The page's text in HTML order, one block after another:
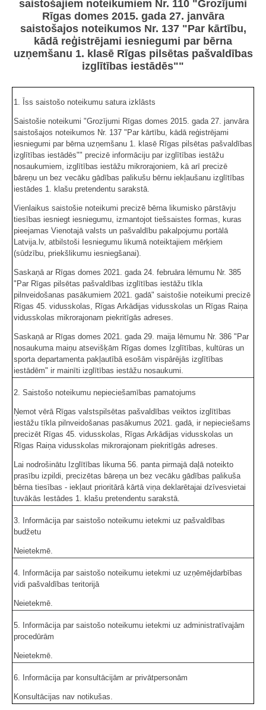
saistošajiem noteikumiem Nr. 110 "Grozījumi
Rīgas domes 2015. gada 27. janvāra
saistošajos noteikumos Nr. 137 "Par kārtību,
kādā reģistrējami iesniegumi par bērna
uzņemšanu 1. klasē Rīgas pilsētas pašvaldības
izglītības iestādēs""
1. Īss saistošo noteikumu satura izklāsts
Saistošie noteikumi "Grozījumi Rīgas domes 2015. gada 27. janvāra
saistošajos noteikumos Nr. 137 "Par kārtību, kādā reģistrējami
iesniegumi par bērna uzņemšanu 1. klasē Rīgas pilsētas pašvaldības
izglītības iestādēs"" precizē informāciju par izglītības iestāžu
nosaukumiem, izglītības iestāžu mikrorajoniem, kā arī precizē
bāreņu un bez vecāku gādības palikušu bērnu iekļaušanu izglītības
iestādes 1. klašu pretendentu sarakstā.
Vienlaikus saistošie noteikumi precizē bērna likumisko pārstāvju
tiesības iesniegt iesniegumu, izmantojot tiešsaistes formas, kuras
pieejamas Vienotajā valsts un pašvaldību pakalpojumu portālā
Latvija.lv, atbilstoši Iesniegumu likumā noteiktajiem mērķiem
(sūdzību, priekšlikumu iesniegšanai).
Saskaņā ar Rīgas domes 2021. gada 24. februāra lēmumu Nr. 385
"Par Rīgas pilsētas pašvaldības izglītības iestāžu tīkla
pilnveidošanas pasākumiem 2021. gadā" saistošie noteikumi precizē
Rīgas 45. vidusskolas, Rīgas Arkādijas vidusskolas un Rīgas Raiņa
vidusskolas mikrorajonam piekritīgās adreses.
Saskaņā ar Rīgas domes 2021. gada 29. maija lēmumu Nr. 386 "Par
nosaukuma maiņu atsevišķām Rīgas domes Izglītības, kultūras un
sporta departamenta pakļautībā esošām vispārējās izglītības
iestādēm" ir mainīti izglītības iestāžu nosaukumi.
2. Saistošo noteikumu nepieciešamības pamatojums
Ņemot vērā Rīgas valstspilsētas pašvaldības veiktos izglītības
iestāžu tīkla pilnveidošanas pasākumus 2021. gadā, ir nepieciešams
precizēt Rīgas 45. vidusskolas, Rīgas Arkādijas vidusskolas un
Rīgas Raiņa vidusskolas mikrorajonam piekritīgās adreses.
Lai nodrošinātu Izglītības likuma 56. panta pirmajā daļā noteikto
prasību izpildi, precizētas bāreņa un bez vecāku gādības palikuša
bērna tiesības - iekļaut prioritārā kārtā viņa deklarētajai dzīvesvietai
tuvākās Iestādes 1. klašu pretendentu sarakstā.
3. Informācija par saistošo noteikumu ietekmi uz pašvaldības
budžetu
Neietekmē.
4. Informācija par saistošo noteikumu ietekmi uz uzņēmējdarbības
vidi pašvaldības teritorijā
Neietekmē.
5. Informācija par saistošo noteikumu ietekmi uz administratīvajām
procedūrām
Neietekmē.
6. Informācija par konsultācijām ar privātpersonām
Konsultācijas nav notikušas.